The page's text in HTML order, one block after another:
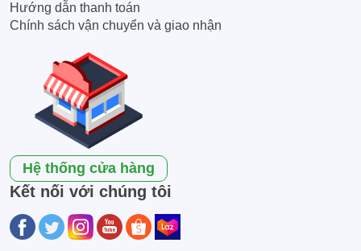
Hướng dẫn thanh toán
Chính sách vận chuyển và giao nhận
Hệ thống cửa hàng
Kết nối với chúng tôi